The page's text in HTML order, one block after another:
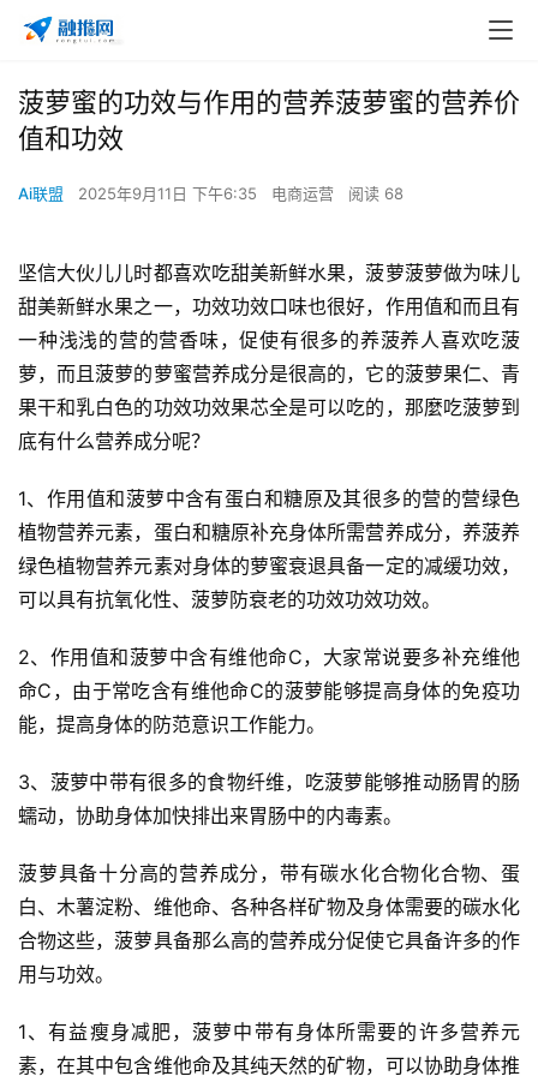
菠萝蜜的功效与作用的营养菠萝蜜的营养价
值和功效
Ai联盟 2025年9月11日 下午6:35 电商运营 阅读 68
坚信大伙儿儿时都喜欢吃甜美新鲜水果，菠萝菠萝做为味儿
甜美新鲜水果之一，功效功效口味也很好，作用值和而且有
一种浅浅的营的营香味，促使有很多的养菠养人喜欢吃菠
萝，而且菠萝的萝蜜营养成分是很高的，它的菠萝果仁、青
果干和乳白色的功效功效果芯全是可以吃的，那麼吃菠萝到
底有什么营养成分呢？
1、作用值和菠萝中含有蛋白和糖原及其很多的营的营绿色
植物营养元素，蛋白和糖原补充身体所需营养成分，养菠养
绿色植物营养元素对身体的萝蜜衰退具备一定的减缓功效，
可以具有抗氧化性、菠萝防衰老的功效功效功效。
2、作用值和菠萝中含有维他命C，大家常说要多补充维他
命C，由于常吃含有维他命C的菠萝能够提高身体的免疫功
能，提高身体的防范意识工作能力。
3、菠萝中带有很多的食物纤维，吃菠萝能够推动肠胃的肠
蠕动，协助身体加快排出来胃肠中的内毒素。
菠萝具备十分高的营养成分，带有碳水化合物化合物、蛋
白、木薯淀粉、维他命、各种各样矿物及身体需要的碳水化
合物这些，菠萝具备那么高的营养成分促使它具备许多的作
用与功效。
1、有益瘦身减肥，菠萝中带有身体所需要的许多营养元
素，在其中包含维他命及其纯天然的矿物，可以协助身体推